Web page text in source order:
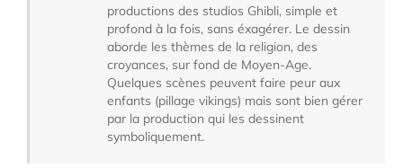
productions des studios Ghibli, simple et
profond à la fois, sans éxagérer. Le dessin
aborde les thèmes de la religion, des
croyances, sur fond de Moyen-Age.
Quelques scènes peuvent faire peur aux
enfants (pillage vikings) mais sont bien gérer
par la production qui les dessinent
symboliquement.